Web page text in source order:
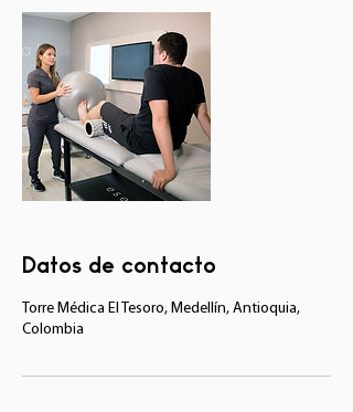
Datos de contacto
Torre Médica El Tesoro, Medellín, Antioquia,
Colombia